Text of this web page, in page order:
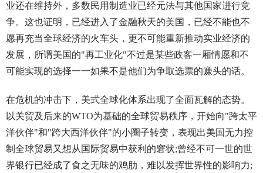
业还在维持外，多数民用制造业已经元法与其他国家进行竞
争。这也证明，已经进入了金融秋天的美国，已经不能也不
愿再充当全球经济的火车头，更不可能重新推动实业经济的
发展，所谓美国的"再工业化"不过是某些政客一厢情愿和不
可能实现的选择一一如果不是他们为争取选票的赚头的话。
在危机的冲击下，美式全球化体系出现了全面瓦解的态势。
以关贸及后来的WTO为基础的全球贸易秩序，开始向"跨太平
洋伙伴"和"跨大西洋伙伴"的小圈子转变，表现出美国无力控
制全球贸易又想从国际贸易中获利的窘状;曾经不可一世的世
界银行已经成了食之无味的鸡肋，难以发挥世界性的影响力;